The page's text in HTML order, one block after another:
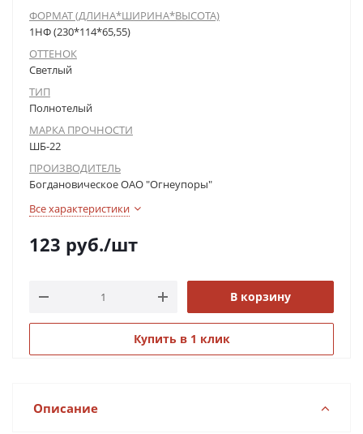
ФОРМАТ (ДЛИНА*ШИРИНА*ВЫСОТА)
1НФ (230*114*65,55)
ОТТЕНОК
Светлый
ТИП
Полнотелый
МАРКА ПРОЧНОСТИ
ШБ-22
ПРОИЗВОДИТЕЛЬ
Богдановическое ОАО "Огнеупоры"
Все характеристики
123 руб./шт
В корзину
Купить в 1 клик
Описание